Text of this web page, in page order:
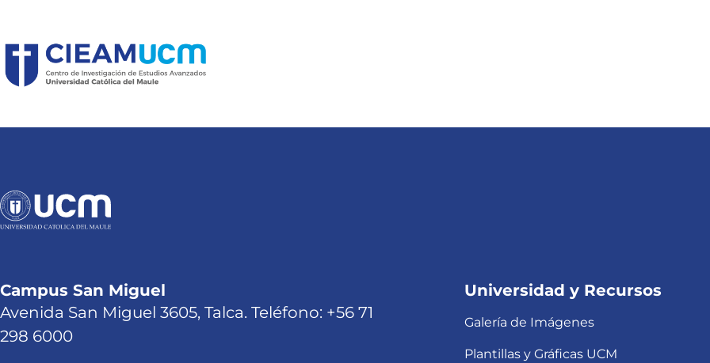
Campus San Miguel
Avenida San Miguel 3605, Talca. Teléfono: +56 71
298 6000
Universidad y Recursos
Galería de Imágenes
Plantillas y Gráficas UCM